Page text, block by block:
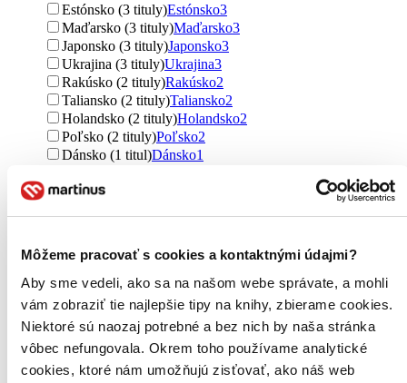
Môžeme pracovať s cookies a kontaktnými údajmi?
Aby sme vedeli, ako sa na našom webe správate, a mohli
vám zobraziť tie najlepšie tipy na knihy, zbierame cookies.
Niektoré sú naozaj potrebné a bez nich by naša stránka
vôbec nefungovala. Okrem toho používame analytické
cookies, ktoré nám umožňujú zisťovať, ako náš web
Estónsko (3 tituly)Estónsko3
Maďarsko (3 tituly)Maďarsko3
Japonsko (3 tituly)Japonsko3
Ukrajina (3 tituly)Ukrajina3
Rakúsko (2 tituly)Rakúsko2
Taliansko (2 tituly)Taliansko2
Holandsko (2 tituly)Holandsko2
Poľsko (2 tituly)Poľsko2
Dánsko (1 titul)Dánsko1
India (1 titul)
Rusko (1 titul)
Saudská Arábia (1 titul)Saudská Arábia1
Singapur (1 titul)Singapur1
Thajsko (1 titul)Thajsko1
Autor
Luule Viilma (7 titulov)Luule Viilma 7